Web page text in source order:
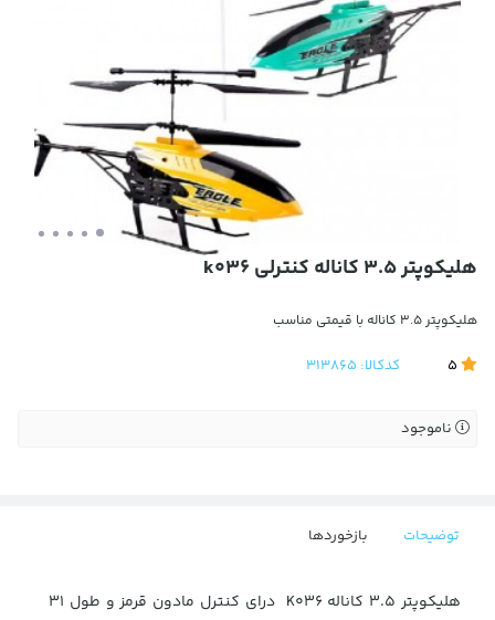
هلیکوپتر 3.5 کاناله کنترلی k036
هلیکوپتر 3.5 کاناله با قیمتی مناسب
کدکالا: 313865
ناموجود
توضیحات بازخوردها
هلیکوپتر 3.5 کاناله K036 درای کنترل مادون قرمز و طول 31